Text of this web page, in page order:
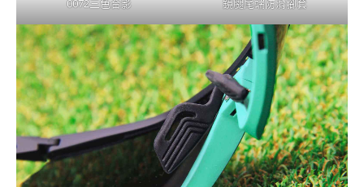
0072三色合影 鏡腿尾端防滑腳套